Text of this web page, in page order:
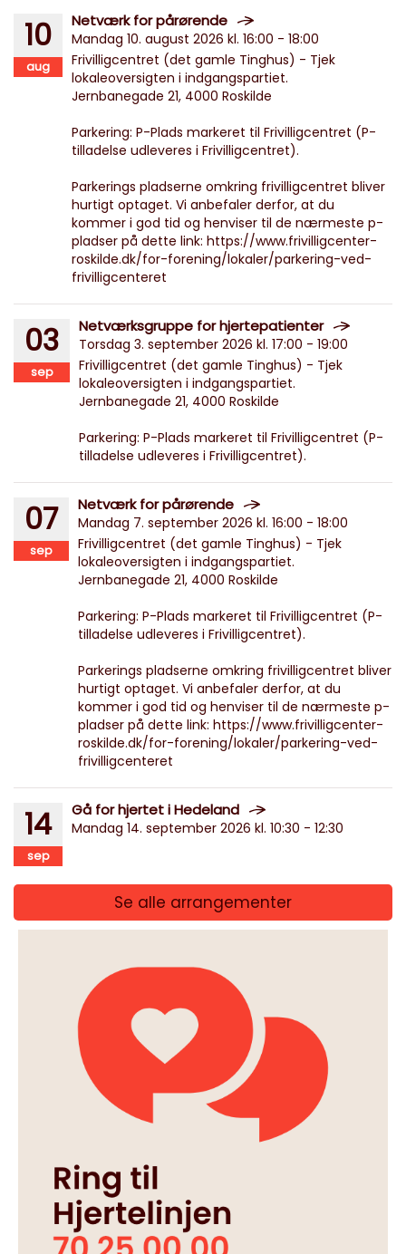
10
aug
Netværk for pårørende
Mandag 10. august 2026 kl. 16:00 - 18:00
Frivilligcentret (det gamle Tinghus) - Tjek
lokaleoversigten i indgangspartiet.
Jernbanegade 21, 4000 Roskilde
Parkering: P-Plads markeret til Frivilligcentret (P-
tilladelse udleveres i Frivilligcentret).
Parkerings pladserne omkring frivilligcentret bliver
hurtigt optaget. Vi anbefaler derfor, at du
kommer i god tid og henviser til de nærmeste p-
pladser på dette link: https://www.frivilligcenter-
roskilde.dk/for-forening/lokaler/parkering-ved-
frivilligcenteret
03
sep
Netværksgruppe for hjertepatienter
Torsdag 3. september 2026 kl. 17:00 - 19:00
Frivilligcentret (det gamle Tinghus) - Tjek
lokaleoversigten i indgangspartiet.
Jernbanegade 21, 4000 Roskilde
Parkering: P-Plads markeret til Frivilligcentret (P-
tilladelse udleveres i Frivilligcentret).
07
sep
Netværk for pårørende
Mandag 7. september 2026 kl. 16:00 - 18:00
Frivilligcentret (det gamle Tinghus) - Tjek
lokaleoversigten i indgangspartiet.
Jernbanegade 21, 4000 Roskilde
Parkering: P-Plads markeret til Frivilligcentret (P-
tilladelse udleveres i Frivilligcentret).
Parkerings pladserne omkring frivilligcentret bliver
hurtigt optaget. Vi anbefaler derfor, at du
kommer i god tid og henviser til de nærmeste p-
pladser på dette link: https://www.frivilligcenter-
roskilde.dk/for-forening/lokaler/parkering-ved-
frivilligcenteret
14
sep
Gå for hjertet i Hedeland
Mandag 14. september 2026 kl. 10:30 - 12:30
Se alle arrangementer